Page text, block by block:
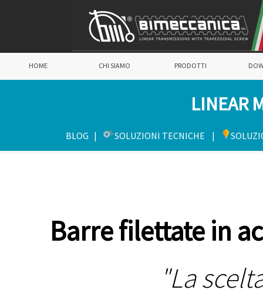
HOME CHI SIAMO PRODOTTI
LINEAR
BLOG | SOLUZIONI TECNICHE |
Barre filettate in
"La